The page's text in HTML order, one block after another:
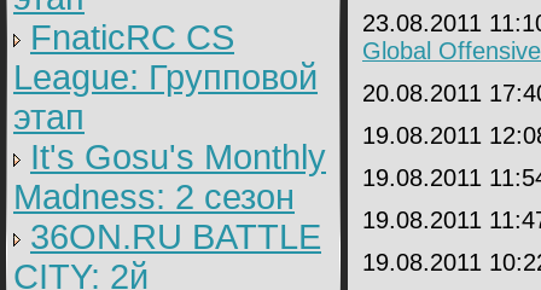
FnaticRC CS
League: Групповой
этап
It's Gosu's Monthly
Madness: 2 сезон
36ON.RU BATTLE
CITY: 2й
23.08.2011
Global Offensive
20.08.2011
19.08.2011
19.08.2011
19.08.2011
19.08.2011